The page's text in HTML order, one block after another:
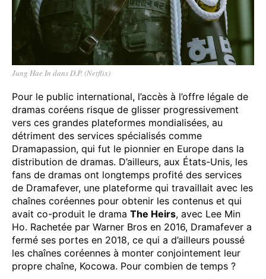
Jung Hae In dans D.P. (Netflix)
Pour le public international, l’accès à l’offre légale de
dramas coréens risque de glisser progressivement
vers ces grandes plateformes mondialisées, au
détriment des services spécialisés comme
Dramapassion, qui fut le pionnier en Europe dans la
distribution de dramas. D’ailleurs, aux États-Unis, les
fans de dramas ont longtemps profité des services
de Dramafever, une plateforme qui travaillait avec les
chaînes coréennes pour obtenir les contenus et qui
avait co-produit le drama The Heirs, avec Lee Min
Ho. Rachetée par Warner Bros en 2016, Dramafever a
fermé ses portes en 2018, ce qui a d’ailleurs poussé
les chaînes coréennes à monter conjointement leur
propre chaîne, Kocowa. Pour combien de temps ?